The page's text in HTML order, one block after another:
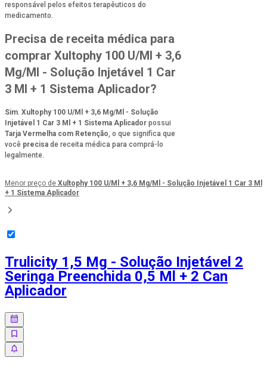
responsável pelos efeitos terapêuticos do
medicamento.
Precisa de receita médica para
comprar Xultophy 100 U/Ml + 3,6
Mg/Ml - Solução Injetável 1 Car
3 Ml + 1 Sistema Aplicador?
Sim. Xultophy 100 U/Ml + 3,6 Mg/Ml - Solução
Injetável 1 Car 3 Ml + 1 Sistema Aplicador possui
Tarja Vermelha com Retenção, o que significa que
você precisa de receita médica para comprá-lo
legalmente.
Menor preço de Xultophy 100 U/Ml + 3,6 Mg/Ml - Solução Injetável 1 Car 3 Ml
+ 1 Sistema Aplicador
Trulicity 1,5 Mg - Solução Injetável 2
Seringa Preenchida 0,5 Ml + 2 Can
Aplicador